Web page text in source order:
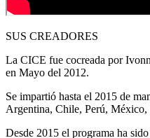
SUS CREADORES
La CICE fue cocreada por
en Mayo del 2012.
Se impartió hasta el 2015 de
Argentina, Chile, Perú, México,
Desde 2015 el programa ha